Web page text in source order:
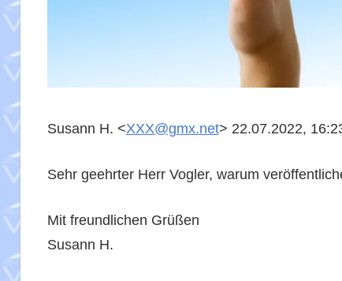
Susann H. <XXX@gmx.net> 22.07.2022,
Sehr geehrter Herr Vogler, warum
Mit freundlichen Grüßen
Susann H.